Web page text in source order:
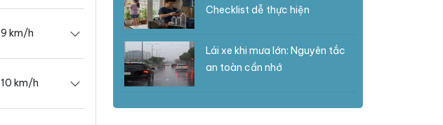
9 km/h
10 km/h
Checklist dễ thực hiện
Lái xe khi mưa lớn: Nguyên tắc
an toàn cần nhớ